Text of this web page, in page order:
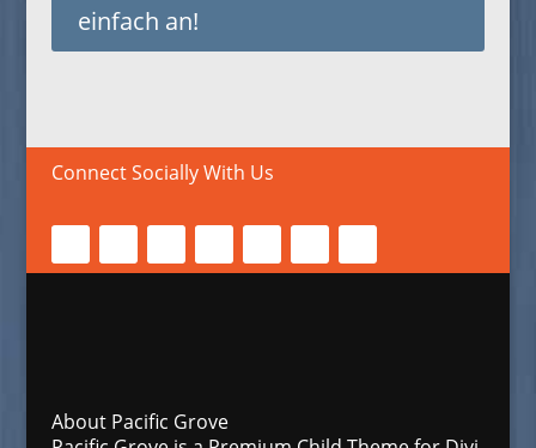
einfach an!
Connect Socially With Us
About Pacific Grove